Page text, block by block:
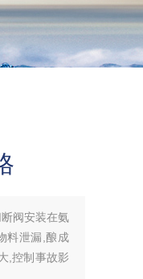
阀安装在氨
料泄漏,酿成
,控制事故影